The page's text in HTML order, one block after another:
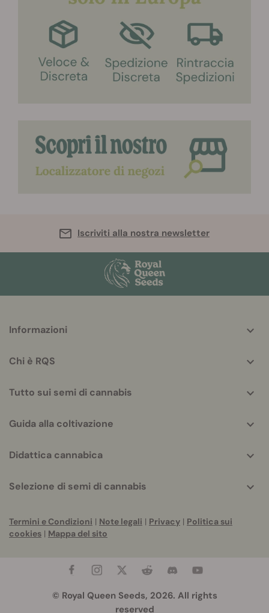
Iscriviti alla nostra newsletter
helpful
Informazioni
Chi è RQS
Tutto sui semi di cannabis
Guida alla coltivazione
Didattica cannabica
Selezione di semi di cannabis
Termini e Condizioni | Note legali | Privacy | Politica sui
cookies | Mappa del sito
© Royal Queen Seeds, 2026. All rights
reserved